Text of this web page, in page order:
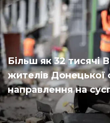
Більш як 32 тисячі
жителів Донецької
направлення на